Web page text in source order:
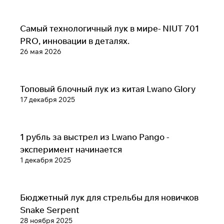
Обзоры луков, арбалетов, и аксессуаров
26 мая 2026
Самый технологичный лук в мире- NIUT 701
PRO, инновации в деталях.
Обзоры луков, арбалетов, и аксессуаров
17 декабря 2025
Топовый блочный лук из китая Lwano Glory
Обзоры луков, арбалетов, и аксессуаров
1 декабря 2025
1 рубль за выстрел из Lwano Pango -
эксперимент начинается
Обзоры луков, арбалетов, и аксессуаров
28 ноября 2025
Бюджетный лук для стрельбы для новичков
Snake Serpent